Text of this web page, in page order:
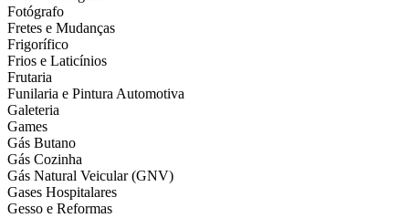
Fotógrafo
Fretes e Mudanças
Frigorífico
Frios e Laticínios
Frutaria
Funilaria e Pintura Automotiva
Galeteria
Games
Gás Butano
Gás Cozinha
Gás Natural Veicular (GNV)
Gases Hospitalares
Gesso e Reformas